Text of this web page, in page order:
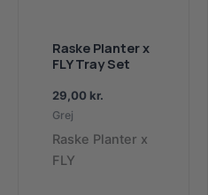
Raske Planter x
FLY Tray Set
29,00 kr.
Grej
Raske Planter x
FLY